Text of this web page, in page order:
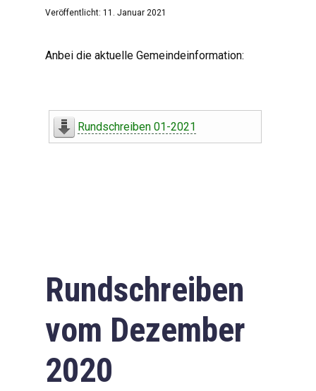
Veröffentlicht: 11. Januar 2021
Anbei die aktuelle Gemeindeinformation:
Rundschreiben 01-2021
Rundschreiben
vom Dezember
2020